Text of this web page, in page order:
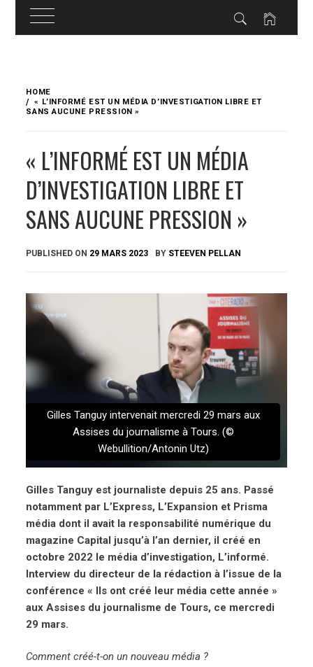
content
HOME
« L’INFORMÉ EST UN MÉDIA D’INVESTIGATION LIBRE ET
SANS AUCUNE PRESSION »
« L’INFORMÉ EST UN MÉDIA
D’INVESTIGATION LIBRE ET
SANS AUCUNE PRESSION »
PUBLISHED ON 29 MARS 2023 BY STEEVEN PELLAN
Gilles Tanguy intervenait mercredi 29 mars aux
Assises du journalisme à Tours. (©
Webullition/Antonin Utz)
Gilles Tanguy est journaliste depuis 25 ans. Passé
notamment par L’Express, L’Expansion et Prisma
média dont il avait la responsabilité numérique du
magazine Capital jusqu’à l’an dernier, il créé en
octobre 2022 le média d’investigation, L’informé.
Interview du directeur de la rédaction à l’issue de la
conférence « Ils ont créé leur média cette année »
aux Assises du journalisme de Tours, ce mercredi
29 mars.
Comment créé-t-on un nouveau média ?